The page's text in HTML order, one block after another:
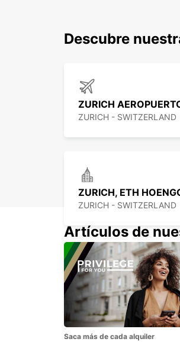
Descubre
ZURICH
ZURICH - SWITZERLAND
ZURICH, ETH
ZURICH - SWITZERLAND
ZURICH - SWITZERLAND
Artículos de
Saca más de cada alquiler